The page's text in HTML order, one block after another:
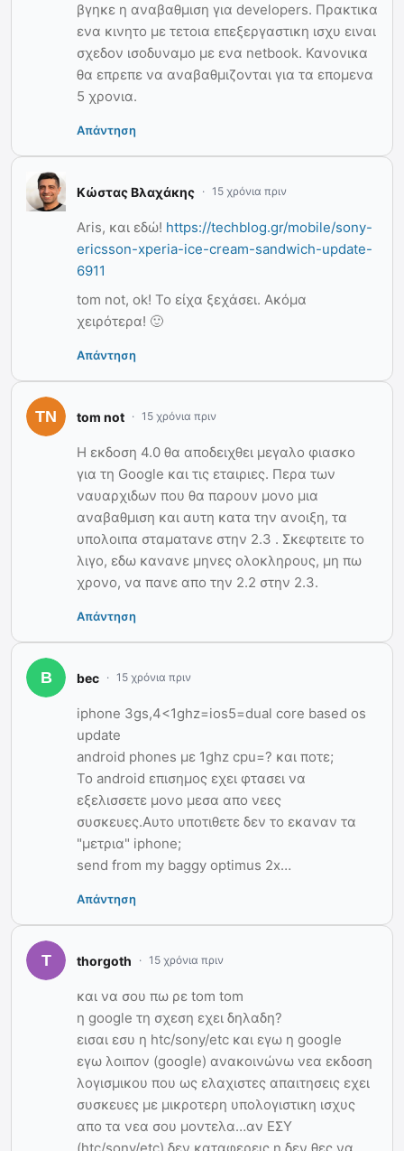
βγηκε η αναβαθμιση για developers. Πρακτικα
ενα κινητο με τετοια επεξεργαστικη ισχυ ειναι
σχεδον ισοδυναμο με ενα netbook. Κανονικα
θα επρεπε να αναβαθμιζονται για τα επομενα
5 χρονια.
Απάντηση
Κώστας Βλαχάκης 15 χρόνια πριν
Aris, και εδώ! https://techblog.gr/mobile/sony-
ericsson-xperia-ice-cream-sandwich-update-
6911
tom not, ok! Το είχα ξεχάσει. Ακόμα
χειρότερα! 🙂
Απάντηση
tom not 15 χρόνια πριν
Η εκδοση 4.0 θα αποδειχθει μεγαλο φιασκο
για τη Google και τις εταιριες. Περα των
ναυαρχιδων που θα παρουν μονο μια
αναβαθμιση και αυτη κατα την ανοιξη, τα
υπολοιπα σταματανε στην 2.3 . Σκεφτειτε το
λιγο, εδω κανανε μηνες ολοκληρους, μη πω
χρονο, να πανε απο την 2.2 στην 2.3.
Απάντηση
bec 15 χρόνια πριν
iphone 3gs,4<1ghz=ios5=dual core based os
update
android phones με 1ghz cpu=? και ποτε;
Το android επισημος εχει φτασει να
εξελισσετε μονο μεσα απο νεες
συσκευες.Αυτο υποτιθετε δεν το εκαναν τα
"μετρια" iphone;
send from my baggy optimus 2x…
Απάντηση
thorgoth 15 χρόνια πριν
και να σου πω ρε tom tom
η google τη σχεση εχει δηλαδη?
εισαι εσυ η htc/sony/etc και εγω η google
εγω λοιπον (google) ανακοινώνω νεα εκδοση
λογισμικου που ως ελαχιστες απαιτησεις εχει
συσκευες με μικροτερη υπολογιστικη ισχυς
απο τα νεα σου μοντελα…αν ΕΣΥ